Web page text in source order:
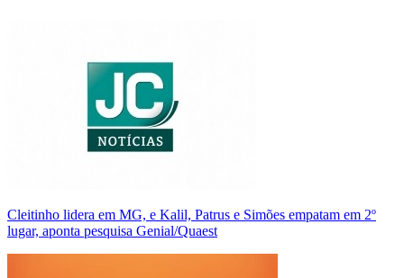
Cleitinho lidera em MG, e Kalil, Patrus e Simões empatam em 2º
lugar, aponta pesquisa Genial/Quaest